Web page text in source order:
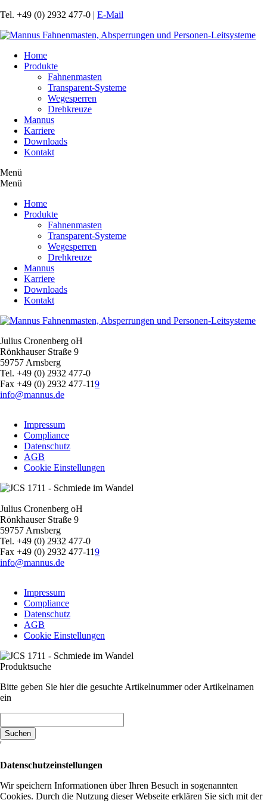
Tel. +49 (0) 2932 477-0 | E-Mail
überspringen
Home
Produkte
Fahnenmasten
Transparent-Systeme
Wegesperren
Drehkreuze
Mannus
Karriere
Downloads
Kontakt
Menü
Menü
überspringen
Home
Produkte
Fahnenmasten
Transparent-Systeme
Wegesperren
Drehkreuze
Mannus
Karriere
Downloads
Kontakt
Julius Cronenberg oH
Rönkhauser Straße 9
59757 Arnsberg
Tel. +49 (0) 2932 477-0
Fax +49 (0) 2932 477-119
info@mannus.de
überspringen
Impressum
Compliance
Datenschutz
AGB
Cookie Einstellungen
Julius Cronenberg oH
Rönkhauser Straße 9
59757 Arnsberg
Tel. +49 (0) 2932 477-0
Fax +49 (0) 2932 477-119
info@mannus.de
überspringen
Impressum
Compliance
Datenschutz
AGB
Cookie Einstellungen
Produktsuche
Bitte geben Sie hier die gesuchte Artikelnummer oder Artikelnamen
ein
Suchen
'
Datenschutzeinstellungen
Wir speichern Informationen über Ihren Besuch in sogenannten
Cookies. Durch die Nutzung dieser Webseite erklären Sie sich mit der